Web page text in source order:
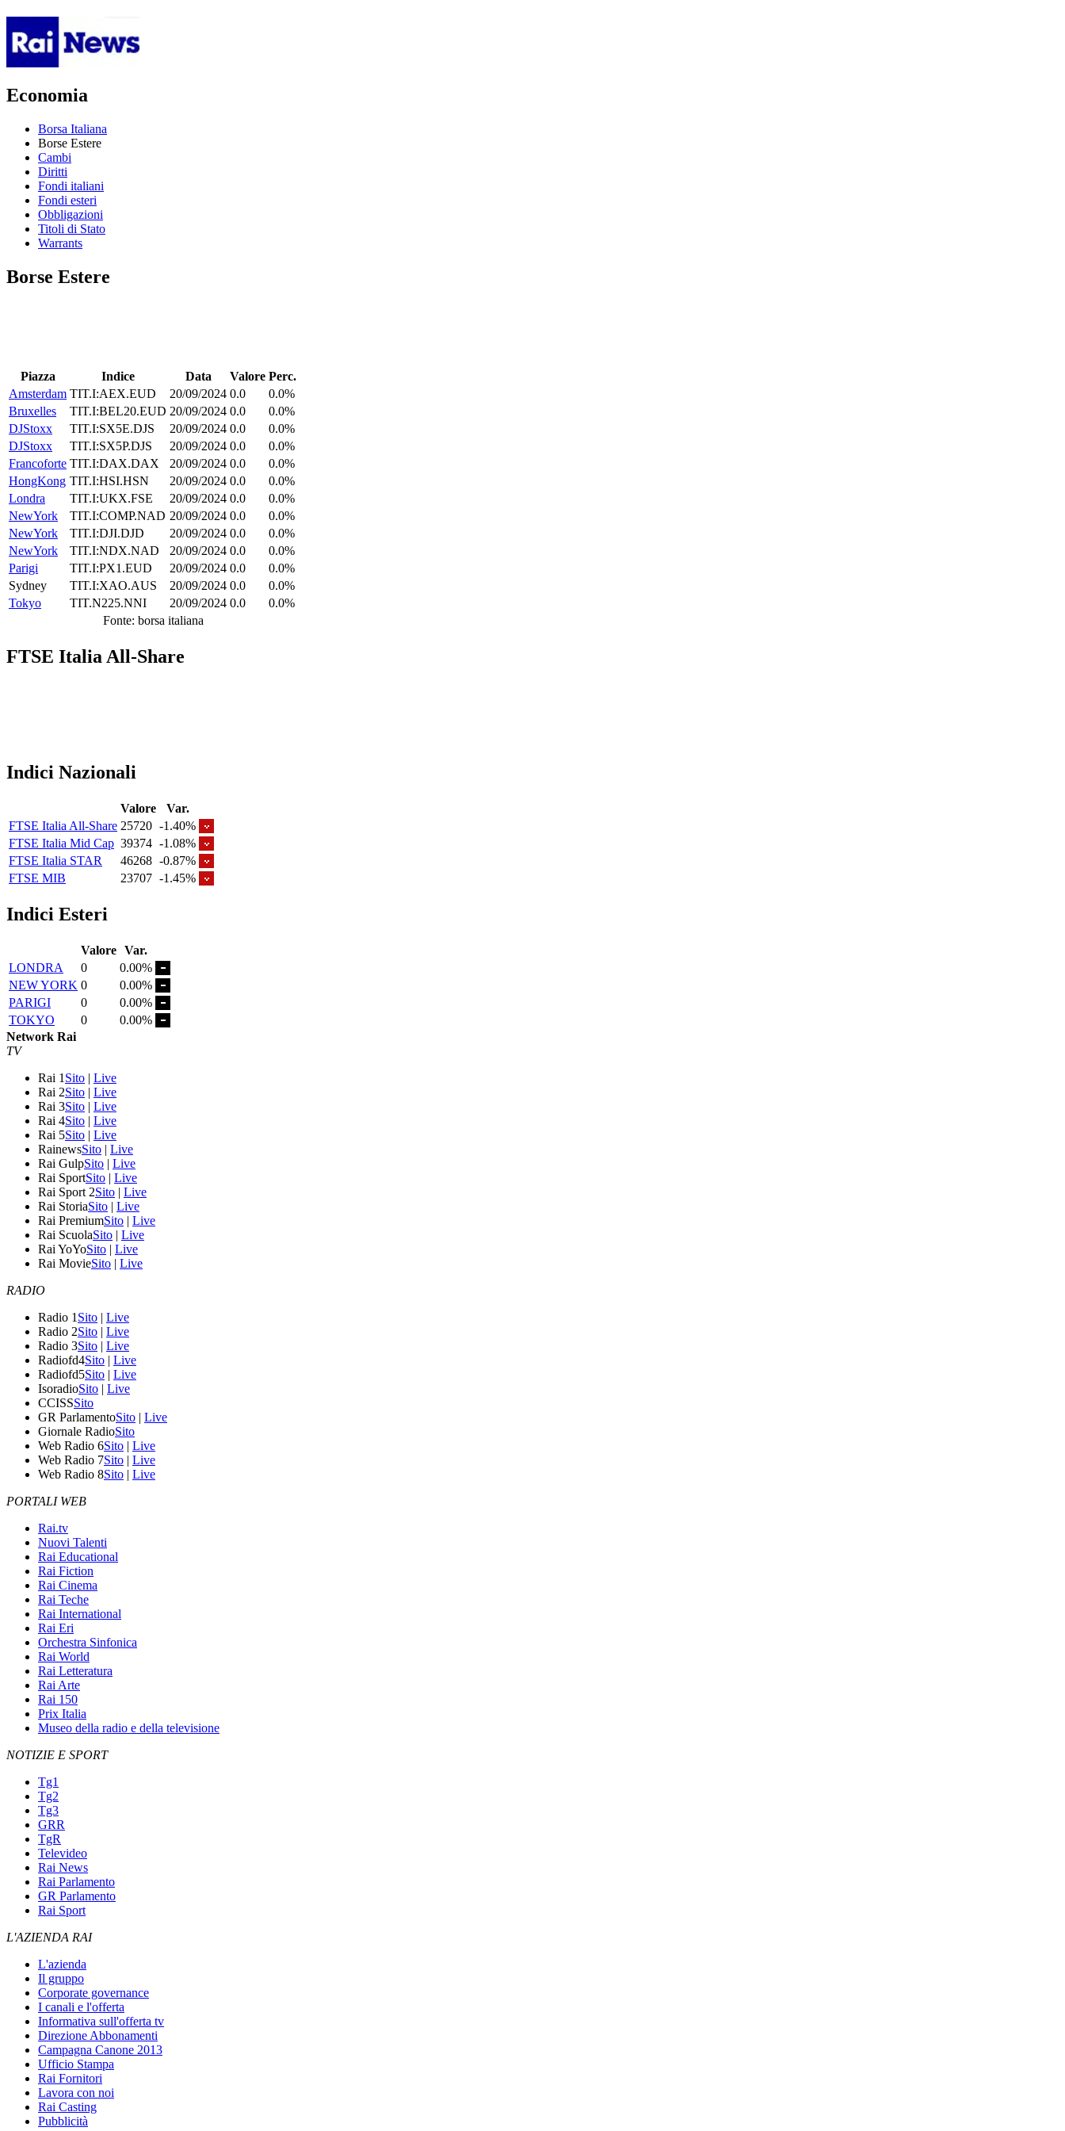
Economia
Borsa Italiana
Borse Estere
Cambi
Diritti
Fondi italiani
Fondi esteri
Obbligazioni
Titoli di Stato
Warrants
Borse Estere
Piazza Indice Data Valore Perc.
Amsterdam TIT.I:AEX.EUD 20/09/2024 0.0
0.0%
Bruxelles
TIT.I:BEL20.EUD 20/09/2024 0.0
0.0%
DJStoxx
TIT.I:SX5E.DJS 20/09/2024 0.0
0.0%
DJStoxx
TIT.I:SX5P.DJS 20/09/2024 0.0
0.0%
Francoforte TIT.I:DAX.DAX 20/09/2024 0.0
0.0%
HongKong TIT.I:HSI.HSN 20/09/2024 0.0
0.0%
Londra
TIT.I:UKX.FSE 20/09/2024 0.0
0.0%
NewYork
TIT.I:COMP.NAD 20/09/2024 0.0
0.0%
NewYork
TIT.I:DJI.DJD 20/09/2024 0.0
0.0%
NewYork
TIT.I:NDX.NAD 20/09/2024 0.0
0.0%
Parigi
TIT.I:PX1.EUD 20/09/2024 0.0
0.0%
Sydney
TIT.I:XAO.AUS 20/09/2024 0.0
0.0%
Tokyo
TIT.N225.NNI 20/09/2024 0.0
0.0%
Fonte: borsa italiana
FTSE Italia All-Share
Indici Nazionali
Valore
Var.
FTSE Italia All-Share 25720 -1.40%
FTSE Italia Mid Cap 39374 -1.08%
FTSE Italia STAR
46268 -0.87%
FTSE MIB
23707 -1.45%
Indici Esteri
Valore Var.
LONDRA
0
0.00%
NEW YORK 0
0.00%
PARIGI
0
0.00%
TOKYO
0
0.00%
Network Rai
TV
Rai 1 Sito | Live
Rai 2Sito | Live
Rai 3Sito | Live
Rai 4Sito | Live
Rai 5Sito | Live
RainewsSito | Live
Rai GulpSito | Live
Rai SportSito | Live
Rai Sport 2Sito | Live
Rai StoriaSito | Live
Rai PremiumSito | Live
Rai ScuolaSito | Live
Rai YoYoSito | Live
Rai MovieSito | Live
RADIO
Radio 1 Sito | Live
Radio 2Sito | Live
Radio 3Sito | Live
Radiofd4Sito | Live
Radiofd5Sito | Live
IsoradioSito | Live
CCISSSito
GR ParlamentoSito | Live
Giornale RadioSito
Web Radio 6Sito | Live
Web Radio 7Sito | Live
Web Radio 8Sito | Live
PORTALI WEB
Rai.tv
Nuovi Talenti
Rai Educational
Rai Fiction
Rai Cinema
Rai Teche
Rai International
Rai Eri
Orchestra Sinfonica
Rai World
Rai Letteratura
Rai Arte
Rai 150
Prix Italia
Museo della radio e della televisione
NOTIZIE E SPORT
Tg1
Tg2
Tg3
GRR
TgR
Televideo
Rai News
Rai Parlamento
GR Parlamento
Rai Sport
L'AZIENDA RAI
L'azienda
Il gruppo
Corporate governance
I canali e l'offerta
Informativa sull'offerta tv
Direzione Abbonamenti
Campagna Canone 2013
Ufficio Stampa
Rai Fornitori
Lavora con noi
Rai Casting
Pubblicità